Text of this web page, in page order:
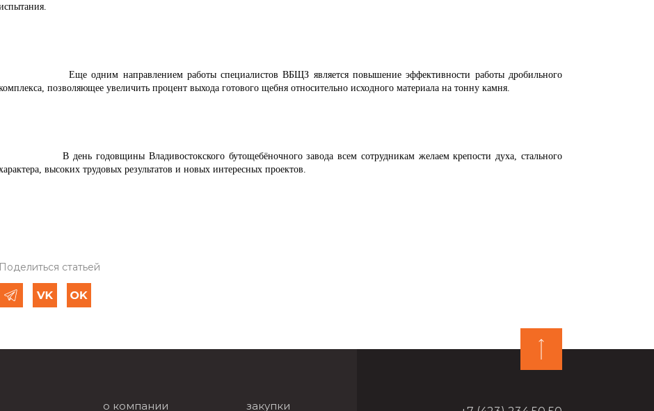
Еще одним направлением работы специалистов ВБЩЗ является повышение эффективности работы дробильного
позволяющее увеличить процент выхода готового щебня относительно исходного материала на тонну камня.
В день годовщины Владивостокского бутощебёночного завода всем сотрудникам желаем крепости духа, стального
высоких трудовых результатов и новых интересных проектов.
Поделиться статьей
о компании закупки